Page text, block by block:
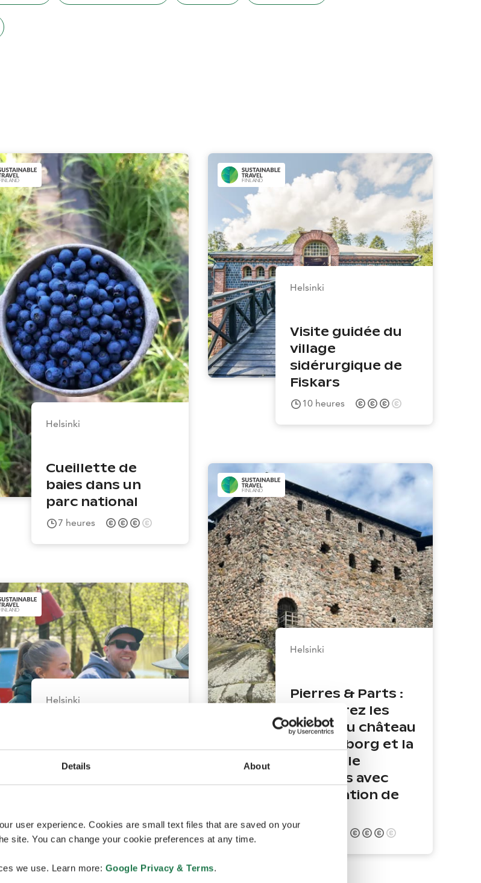
Details About
user experience. Cookies are small text files that are saved on your
site. You can change your cookie preferences at any time.
we use. Learn more: Google Privacy & Terms.
Helsinki
Cueillette de
baies dans un
parc national
7 heures
Helsinki
Expérience
Helsinki
Visite guidée du
village
sidérurgique de
Fiskars
10 heures
Helsinki
Pierres & Parts :
Découvrez les
ruines du château
de Raseborg et la
vieille ville
d’Ekenäs avec
dégustation de